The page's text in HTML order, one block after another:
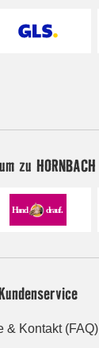
zu HORNBACH
& Kontakt (FAQ)